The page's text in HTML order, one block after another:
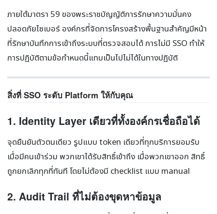
ภายใต้มาตรา 59 ของพระราชบัญญัติการรักษาความมั่นคง
ปลอดภัยไซเบอร์ องค์กรที่จัดการโครงสร้างพื้นฐานสำคัญมีหน้า
ที่รักษาบันทึกการเข้าถึงระบบที่ตรวจสอบได้ การไม่มี SSO ทำให้
การปฏิบัติตามข้อกำหนดนี้แทบเป็นไปไม่ได้ในทางปฏิบัติ
สิ่งที่ SSO ระดับ Platform ให้กับคุณ
1. Identity Layer เดียวที่ทั้งองค์กรเชื่อถือได้
จุดยืนยันตัวตนเดียว รูปแบบ token เดียวที่ทุกบริการยอมรับ
เมื่อมีคนเข้าร่วม พวกเขาได้รับสิทธิ์เข้าถึง เมื่อพวกเขาออก สิทธิ์
ถูกยกเลิกทุกที่ทันที โดยไม่ต้องมี checklist แบบ manual
2. Audit Trail ที่ไม่ต้องขุดหาข้อมูล